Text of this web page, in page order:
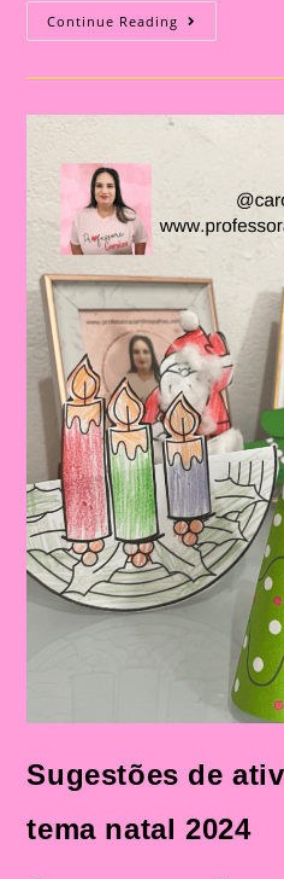
Continue Reading Atividade
De
Árvore
Sugestões de
tema natal 2024